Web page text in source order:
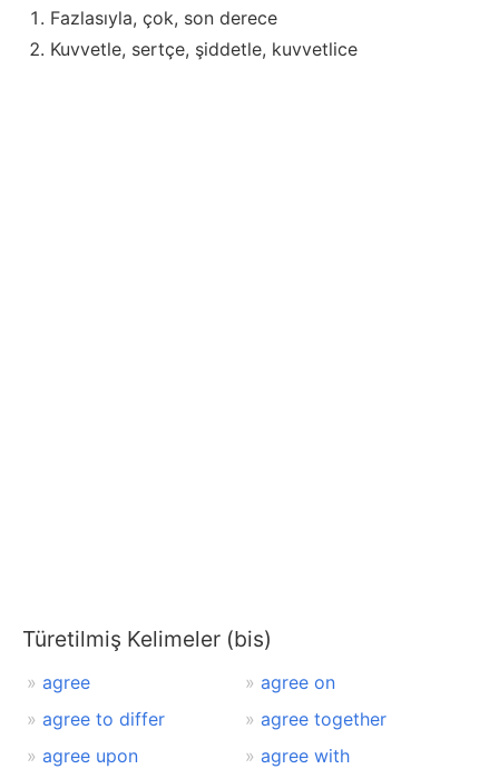
Fazlasıyla, çok, son derece
Kuvvetle, sertçe, şiddetle, kuvvetlice
Türetilmiş Kelimeler (bis)
agree
agree on
agree to differ
agree together
agree upon
agree with